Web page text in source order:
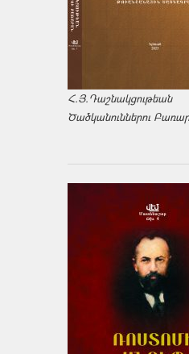
Հ.Յ.Դաշնակցութեան
Ծածկանուններու